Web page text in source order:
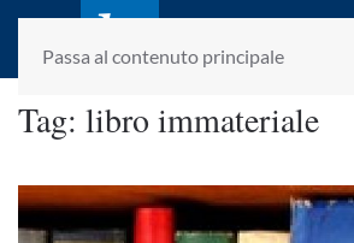
Passa al contenuto principale
fondato da Romano
Tag: libro immateriale